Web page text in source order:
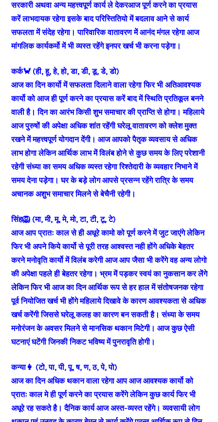
सरकारी अथवा अन्य महत्त्वपूर्ण कार्य ले देकरआज पूर्ण करने का प्रयास
करें लाभदायक रहेगा इसके बाद परिस्तितियो में बदलाव आने से कार्य
सफलता में संदेह रहेगा। पारिवारिक वातावरण में आनंद मंगल रहेगा आज
मांगलिक कार्यकर्मो में भी व्यस्त रहेंगे इनपर खर्च भी करना पड़ेगा।
कर्क🦀 (ही, हू, हे, हो, डा, डी, डू, डे, डो)
आज का दिन कार्यो में सफलता दिलाने वाला रहेगा फिर भी अतिआवश्यक
कार्यो को आज ही पूर्ण करने का प्रयास करें बाद में स्थिति प्रतिकूल बनने
वाली है। दिन का आरंभ किसी शुभ समाचार की प्राप्ति से होगा। महिलाये
आज पुरुषों की अपेक्षा अधिक शांत रहेंगी घरेलू वातावरण को क्लेश मुक्त
रखने में महत्त्वपूर्ण योगदान देंगी। आज आपको पैतृक व्यवसाय से अधिक
लाभ होगा लेकिन आर्थिक लाभ में विलंब होने से कुछ समय के लिए परेशानी
रहेगी संध्या का समय अधिक व्यस्त रहेगा रिश्तेदारी के व्यवहार निभाने में
समय देना पड़ेगा। घर के बड़े लोग आपसे प्रसन्न रहेंगे रात्रि के समय
अचानक अशुभ समाचार मिलने से बेचैनी रहेगी।
सिंह🦁 (मा, मी, मू, मे, मो, टा, टी, टू, टे)
आज आप प्रातः काल से ही अधूरे कामो को पूर्ण करने में जुट जाएंगे लेकिन
फिर भी अपने किये कार्यो से पूरी तरह आश्वस्त नही होंगे अधिके बेहतर
करने मनोवृति कार्यो में विलंब करेगी आज आप जैसा भी करेंगे वह अन्य लोगो
की अपेक्षा पहले ही बेहतर रहेगा। भ्रम में पड़कर स्वयं का नुकसान कर लेंगे
लेकिन फिर भी आज का दिन आर्थिक रूप से हर हाल में संतोषजनक रहेगा
पूर्व नियोजित खर्च भी होंगे महिलाये दिखावे के कारण आवश्यकता से अधिक
खर्च करेंगी जिससे घरेलू कलह का कारण बन सकती है। संध्या के समय
मनोरंजन के अवसर मिलने से मानसिक थकान मिटेगी। आज कुछ ऐसी
घटनाएं घटेंगी जिनकी निकट भविष्य में पुनरावृति होगी।
कन्या👩 (टो, पा, पी, पू, ष, ण, ठ, पे, पो)
आज का दिन अधिक थकान वाला रहेगा आप आज आवश्यक कार्यो को
प्रातः काल मे ही पूर्ण करने का प्रयास करेंगे लेकिन कुछ कार्य फिर भी
अधूरे रह सकते है। दैनिक कार्य आज अस्त-व्यस्त रहेंगे। व्यवसायी लोग